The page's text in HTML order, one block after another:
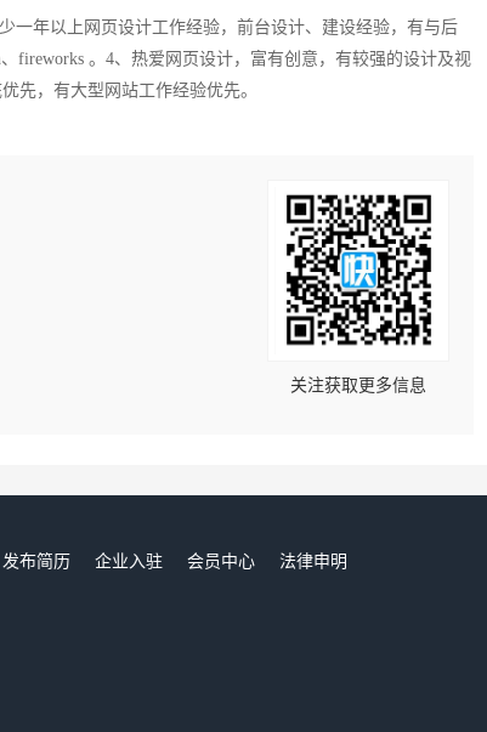
一年以上网页设计工作经验，前台设计、建设经验，有与后
fireworks 。4、热爱网页设计，富有创意，有较强的设计及视
先，有大型网站工作经验优先。
关注获取更多信息
发布简历 企业入驻 会员中心
法律申明